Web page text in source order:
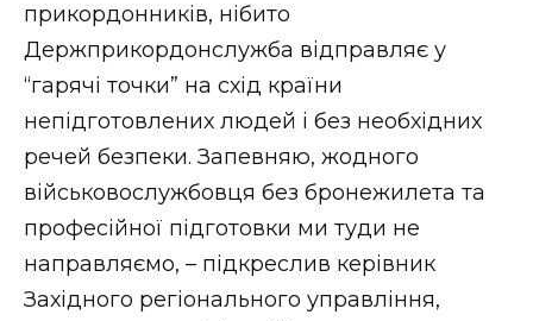
прикордонників, нібито
Держприкордонслужба відправляє у
“гарячі точки” на схід країни
непідготовлених людей і без необхідних
речей безпеки. Запевняю, жодного
військовослужбовця без бронежилета та
професійної підготовки ми туди не
направляємо, – підкреслив керівник
Західного регіонального управління,